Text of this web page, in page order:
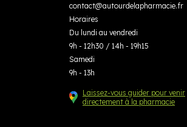
contact@autourdelapharmacie.fr
Horaires
Du lundi au vendredi
9h - 12h30 / 14h - 19h15
Samedi
9h - 13h
Laissez-vous guider pour venir
directement à la pharmacie